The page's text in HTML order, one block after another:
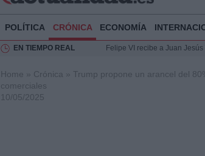
POLÍTICA CRÓNICA ECONOMÍA
EN TIEMPO REAL
Felipe VI recibe a Juan
Análisis de la respuesta del
Home » Crónica » Trump propone un arancel del
comerciales
10/05/2025